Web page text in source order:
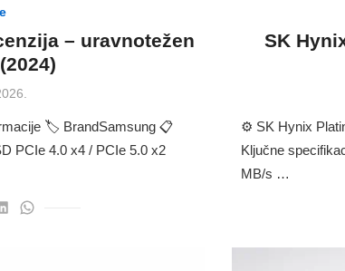
– uravnotežen
🏷 BrandSamsung 📋
PCIe 4.0 x4 / PCIe 5.0 x2
SK
⚙️ SK Hynix
Ključne
MB/s …